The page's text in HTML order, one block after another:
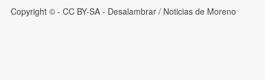
Copyright © - CC BY-SA - Desalambrar / Noticias de Moreno